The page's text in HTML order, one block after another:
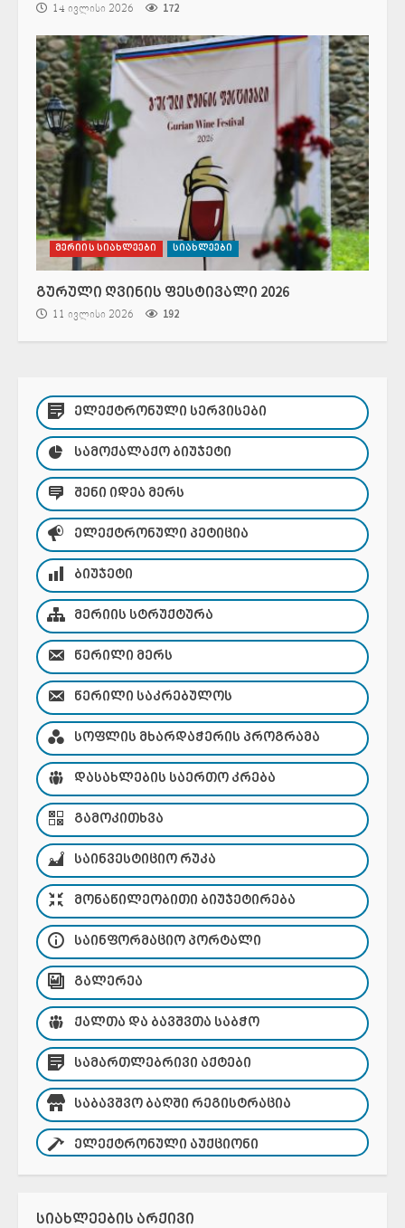
14 ივლისი 2026 172
მერიის სიახლეები სიახლეები
გურული ღვინის ფესტივალი 2026
11 ივლისი 2026 192
ᲔᲚᲔᲥᲢᲠᲝᲜᲣᲚᲘ ᲡᲔᲠᲕᲘᲡᲔᲑᲘ
ᲡᲐᲛᲝᲥᲐᲚᲐᲥᲝ ᲑᲘᲣᲯᲔᲢᲘ
ᲨᲔᲜᲘ ᲘᲓᲔᲐ ᲛᲔᲠᲡ
ᲔᲚᲔᲥᲢᲠᲝᲜᲣᲚᲘ ᲞᲔᲢᲘᲪᲘᲐ
ᲑᲘᲣᲯᲔᲢᲘ
ᲛᲔᲠᲘᲘᲡ ᲡᲢᲠᲣᲥᲢᲣᲠᲐ
ᲬᲔᲠᲘᲚᲘ ᲛᲔᲠᲡ
ᲬᲔᲠᲘᲚᲘ ᲡᲐᲙᲠᲔᲑᲣᲚᲝᲡ
ᲡᲝᲤᲚᲘᲡ ᲛᲮᲐᲠᲓᲐᲭᲔᲠᲘᲡ ᲞᲠᲝᲒᲠᲐᲛᲐ
ᲓᲐᲡᲐᲮᲚᲔᲑᲘᲡ ᲡᲐᲔᲠᲗᲝ ᲙᲠᲔᲑᲐ
ᲒᲐᲛᲝᲙᲘᲗᲮᲕᲐ
ᲡᲐᲘᲜᲕᲔᲡᲢᲘᲪᲘᲝ ᲠᲣᲙᲐ
ᲛᲝᲜᲐᲬᲘᲚᲔᲝᲑᲘᲗᲘ ᲑᲘᲣᲯᲔᲢᲘᲠᲔᲑᲐ
ᲡᲐᲘᲜᲤᲝᲠᲛᲐᲪᲘᲝ ᲞᲝᲠᲢᲐᲚᲘ
ᲒᲐᲚᲔᲠᲔᲐ
ᲥᲐᲚᲗᲐ ᲓᲐ ᲑᲐᲕᲨᲕᲗᲐ ᲡᲐᲑᲭᲝ
ᲡᲐᲛᲐᲠᲗᲚᲔᲑᲠᲘᲕᲘ ᲐᲥᲢᲔᲑᲘ
ᲡᲐᲑᲐᲕᲨᲕᲝ ᲑᲐᲦᲨᲘ ᲠᲔᲒᲘᲡᲢᲠᲐᲪᲘᲐ
ᲔᲚᲔᲥᲢᲠᲝᲜᲣᲚᲘ ᲐᲣᲥᲪᲘᲝᲜᲘ
ᲡᲘᲐᲮᲚᲔᲔᲑᲘᲡ ᲐᲠᲥᲘᲕᲘ